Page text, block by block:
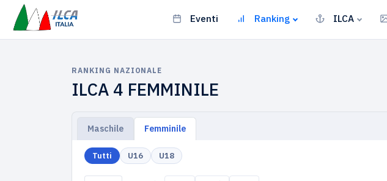
Eventi Ranking ILCA
RANKING NAZIONALE
ILCA 4 FEMMINILE
Maschile Femminile
Tutti U16 U18